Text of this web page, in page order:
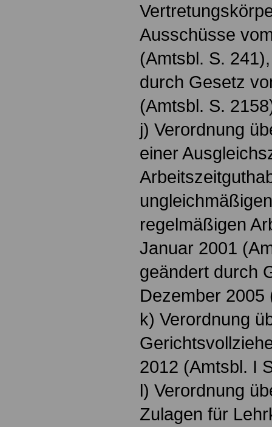
Ausschüsse
(Amtsbl. S.
durch Gesetz
(Amtsbl. S.
j) Verordnung
einer
regelmäßigen
Januar 2001
geändert durch
Dezember 2005
k) Verordnung
2012 (Amtsbl. I
l) Verordnung
Zulagen für